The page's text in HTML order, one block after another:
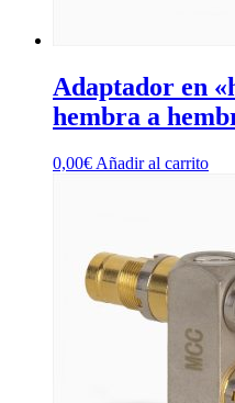
Adaptador en
hembra a
0,00€ Añadir al carrito